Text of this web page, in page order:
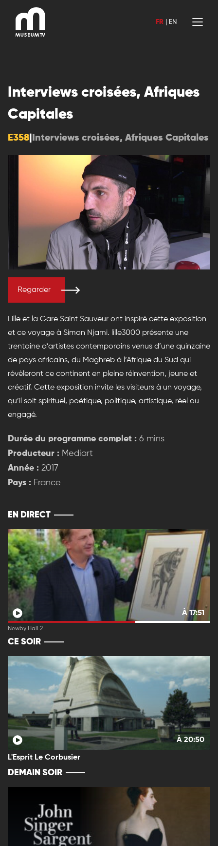
contenu
FR EN
Interviews croisées, Afriques
Capitales
E358 Interviews croisées, Afriques Capitales
Regarder
Lille et la Gare Saint Sauveur ont inspiré cette exposition
et ce voyage à Simon Njami. lille3000 présente une
trentaine d’artistes contemporains venus d’une quinzaine
de pays africains, du Maghreb à l’Afrique du Sud qui
révèleront ce continent en pleine réinvention, jeune et
créatif. Cette exposition invite les visiteurs à un voyage,
qu’il soit spirituel, poétique, politique, artistique, réel ou
engagé.
Durée du programme complet : 6 mins
Producteur : Mediart
Année : 2017
Pays : France
EN DIRECT
À 17:51
Newby Hall 2
CE SOIR
À 20:50
L'Esprit Le Corbusier
DEMAIN SOIR